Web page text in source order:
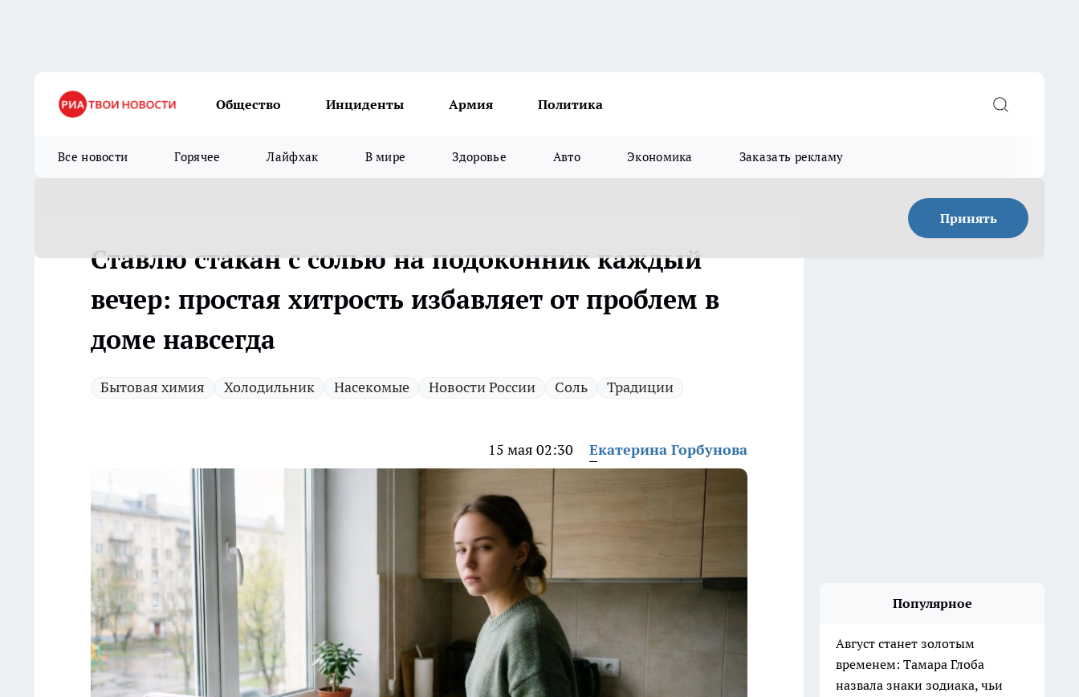
Общество Инциденты Армия Политика
Все новости Горячее Лайфхак В мире Здоровье Авто Экономика Заказать рекламу
Принять
Ставлю стакан с солью на подоконник каждый
вечер: простая хитрость избавляет от проблем в
доме навсегда
Бытовая химия Холодильник Насекомые Новости России Соль Традиции
15 мая 02:30 Екатерина Горбунова
Популярное
Август станет золотым
временем: Тамара Глоба
назвала знаки зодиака, чьи